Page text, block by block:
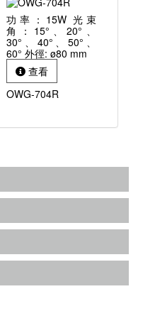
功率：15W 光束
角：15°、20°、
30°、40°、50°、
60° 外徑: ø80 mm
查看
OWG-704R